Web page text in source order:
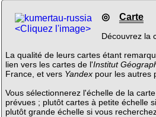
<Cliquez l'image>
◎ Carte
Découvrez la
La qualité de leurs cartes étant
lien vers les cartes de l'Institut
France, et vers Yandexpour les autres
Vous sélectionnerez l'échelle de la
prévues ; plutôt cartes à petite échelle
plutôt grande échelle si vous